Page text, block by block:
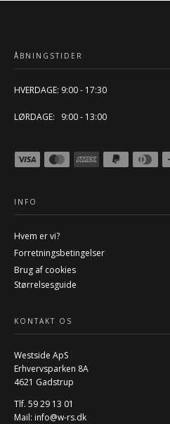
ÅBNINGSTIDER
HVERDAGE: 9:00 - 17:30
LØRDAGE: 9:00 - 13:00
INFO
Hvem er vi?
Forretningsbetingelser
Brug af cookies
Størrelsesguide
KONTAKT OS
Westside ApS
Erhvervsparken 8A
4621 Gadstrup
Tlf. 59 29 13 01
Mail: info@w-rs.dk